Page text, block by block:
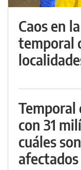
Caos en
temporal
Temporal
con 31
cuáles
afectados